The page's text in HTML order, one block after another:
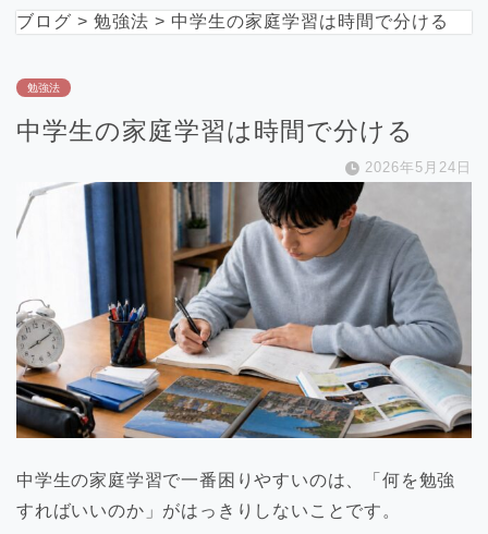
ブログ > 勉強法 > 中学生の家庭学習は時間で分ける
勉強法
中学生の家庭学習は時間で分ける
2026年5月24日
中学生の家庭学習で一番困りやすいのは、「何を勉強
すればいいのか」がはっきりしないことです。